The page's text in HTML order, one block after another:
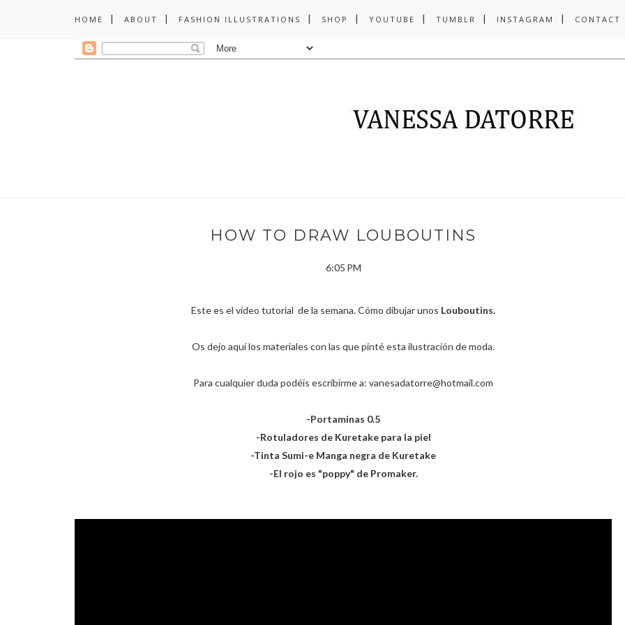
HOME ABOUT FASHION ILLUSTRATIONS SHOP YOUTUBE TUMBLR INSTAGRAM CONTACT
HOW TO DRAW LOUBOUTINS
6:05 PM
Este es el video tutorial de la semana. Cómo dibujar unos Louboutins.
Os dejo aquí los materiales con las que pinté esta ilustración de moda.
Para cualquier duda podéis escribirme a: vanesadatorre@hotmail.com
-Portaminas 0.5
-Rotuladores de Kuretake para la piel
-Tinta Sumi-e Manga negra de Kuretake
-El rojo es "poppy" de Promaker.